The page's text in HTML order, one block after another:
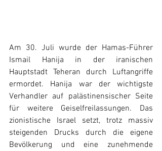
Am 30. Juli wurde der Hamas-Führer
Ismail Hanija in der iranischen
Hauptstadt Teheran durch Luftangriffe
ermordet. Hanija war der wichtigste
Verhandler auf palästinensischer Seite
für weitere Geiselfreilassungen. Das
zionistische Israel setzt, trotz massiv
steigenden Drucks durch die eigene
Bevölkerung und eine zunehmende